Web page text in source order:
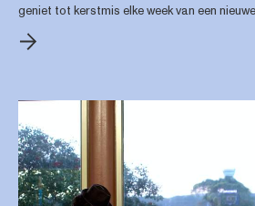
geniet tot kerstmis elke week van een